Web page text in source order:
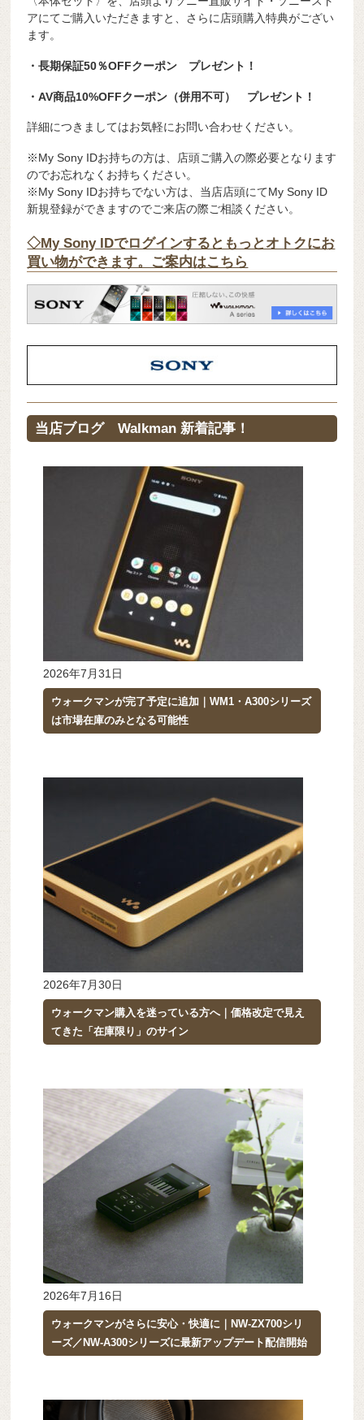
アにてご購入いただきますと、さらに店頭購入特典がござい
ます。
・長期保証50％OFFクーポン プレゼント！
・AV商品10%OFFクーポン（併用不可） プレゼント！
詳細につきましてはお気軽にお問い合わせください。
※My Sony IDお持ちの方は、店頭ご購入の際必要となります
のでお忘れなくお持ちください。
※My Sony IDお持ちでない方は、当店店頭にてMy Sony ID
新規登録ができますのでご来店の際ご相談ください。
◇My Sony IDでログインするともっとオトクにお
買い物ができます。ご案内はこちら
当店ブログ Walkman 新着記事！
2026年7月31日
ウォークマンが完了予定に追加｜WM1・A300シリーズ
は市場在庫のみとなる可能性
2026年7月30日
ウォークマン購入を迷っている方へ｜価格改定で見え
てきた「在庫限り」のサイン
2026年7月16日
ウォークマンがさらに安心・快適に｜NW-ZX700シリ
ーズ／NW-A300シリーズに最新アップデート配信開始